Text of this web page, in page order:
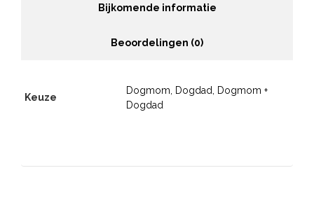
Bijkomende informatie
Beoordelingen (0)
Keuze
Dogmom, Dogdad, Dogmom +
Dogdad